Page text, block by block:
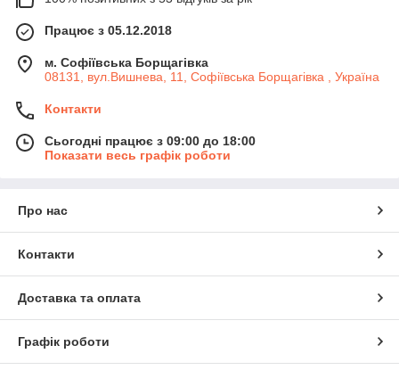
Працює з 05.12.2018
м. Софіївська Борщагівка
08131, вул.Вишнева, 11, Софіївська Борщагівка , Україна
Контакти
Сьогодні працює з 09:00 до 18:00
Показати весь графік роботи
Про нас
Контакти
Доставка та оплата
Графік роботи